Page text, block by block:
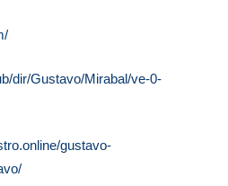
dir/Gustavo/Mirabal/ve-0-
gustavo-